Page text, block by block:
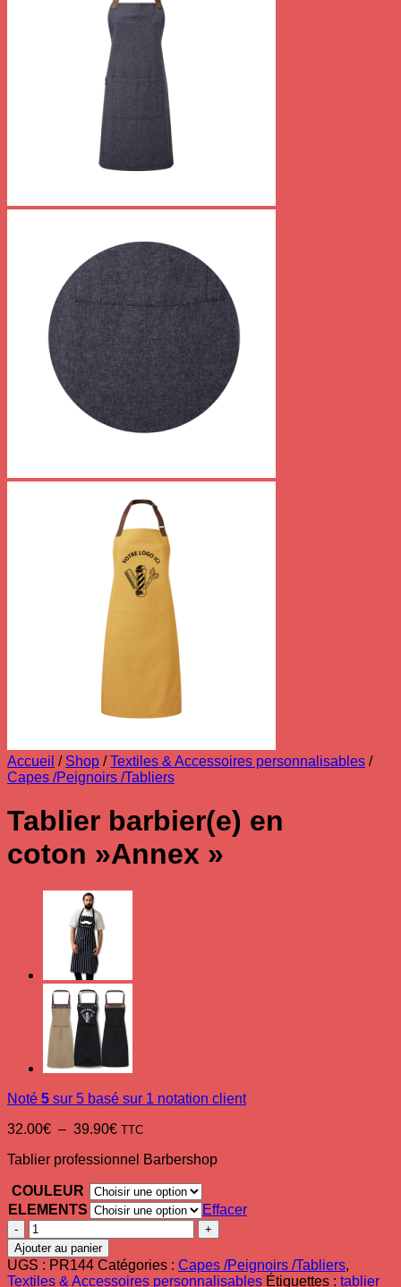
Accueil / Shop / Textiles & Accessoires personnalisables /
Capes /Peignoirs /Tabliers
Tablier barbier(e) en
coton »Annex »
Noté 5 sur 5 basé sur 1 notation client
32.00€ – 39.90€Plage
prix :
à
39.90€
TTC
Tablier professionnel Barbershop
COULEUR
ELEMENTS
Effacer
quantité
de
Tablier
barbier(e)
Ajouter au panier
UGS : PR144 Catégories : Capes /Peignoirs /Tabliers,
Textiles & Accessoires personnalisables Étiquettes : tablier